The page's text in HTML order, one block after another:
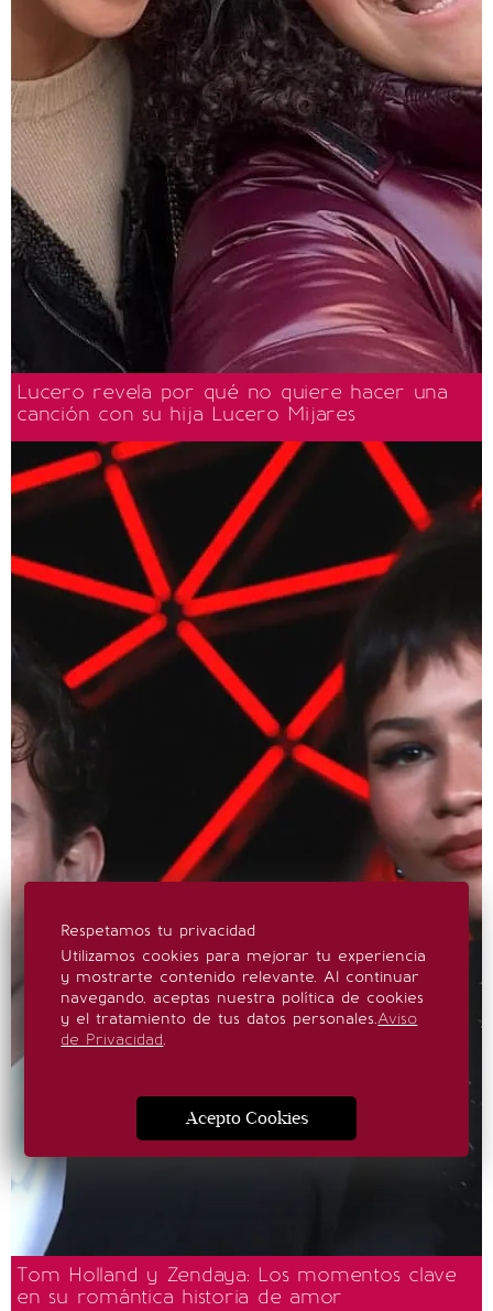
Lucero revela por qué no quiere hacer una
canción con su hija Lucero Mijares
Tom Holland y Zendaya: Los momentos clave
en su romántica historia de amor
Respetamos tu privacidad
Utilizamos cookies para mejorar tu experiencia
y mostrarte contenido relevante. Al continuar
navegando, aceptas nuestra política de cookies
y el tratamiento de tus datos personales.Aviso
de Privacidad.
Acepto Cookies